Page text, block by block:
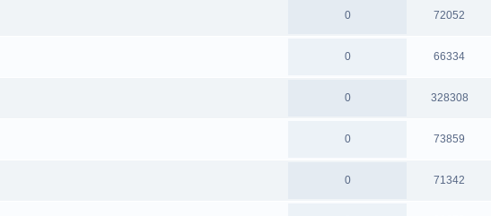
0 72052
0 66334
0 328308
0 73859
0 71342